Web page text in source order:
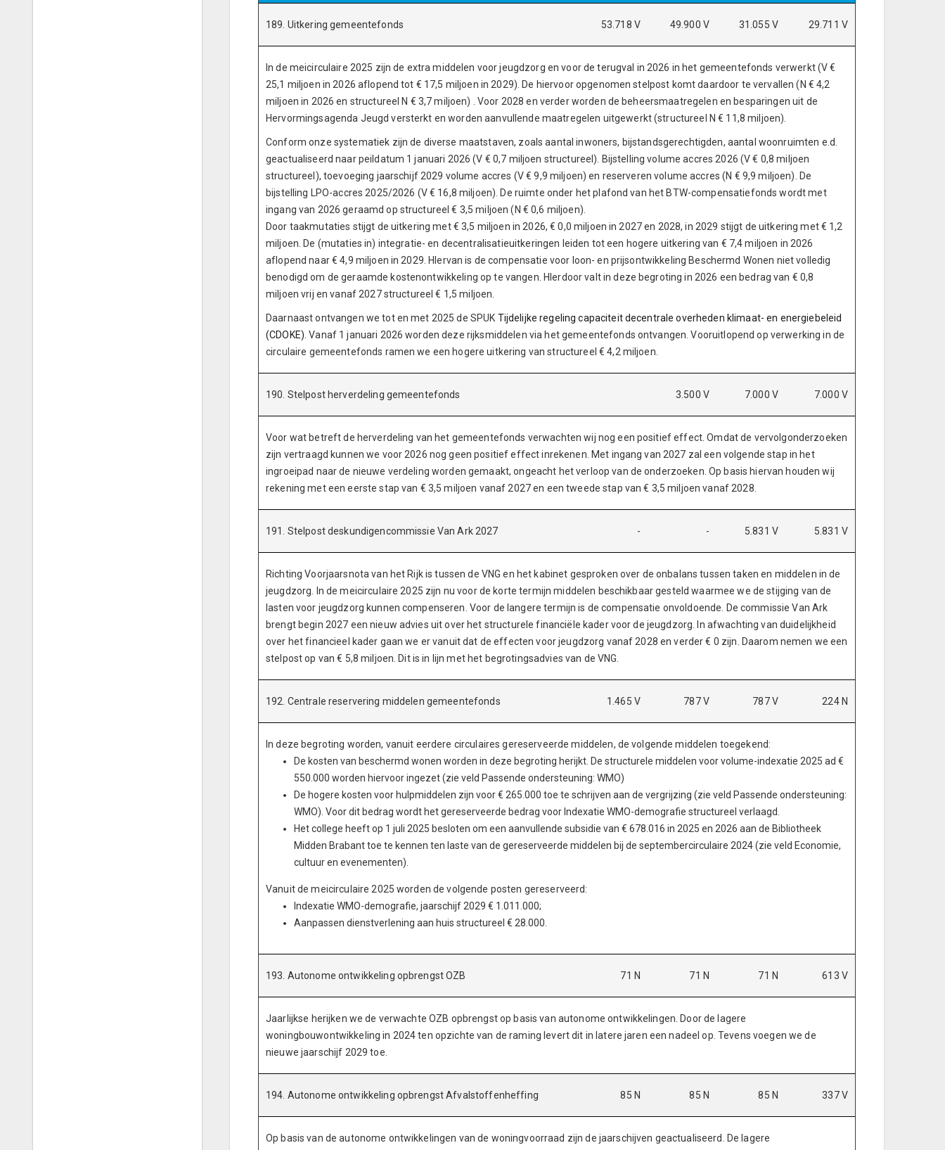
189. Uitkering gemeentefonds 53.718 V 49.900 V 31.055 V 29.711 V
In de meicirculaire 2025 zijn de extra middelen voor jeugdzorg en voor de terugval in 2026 in het gemeentefonds verwerkt (V €
25,1 miljoen in 2026 aflopend tot € 17,5 miljoen in 2029). De hiervoor opgenomen stelpost komt daardoor te vervallen (N € 4,2
miljoen in 2026 en structureel N € 3,7 miljoen) . Voor 2028 en verder worden de beheersmaatregelen en besparingen uit de
Hervormingsagenda Jeugd versterkt en worden aanvullende maatregelen uitgewerkt (structureel N € 11,8 miljoen).
Conform onze systematiek zijn de diverse maatstaven, zoals aantal inwoners, bijstandsgerechtigden, aantal woonruimten e.d.
geactualiseerd naar peildatum 1 januari 2026 (V € 0,7 miljoen structureel). Bijstelling volume accres 2026 (V € 0,8 miljoen
structureel), toevoeging jaarschijf 2029 volume accres (V € 9,9 miljoen) en reserveren volume accres (N € 9,9 miljoen). De
bijstelling LPO-accres 2025/2026 (V € 16,8 miljoen). De ruimte onder het plafond van het BTW-compensatiefonds wordt met
ingang van 2026 geraamd op structureel € 3,5 miljoen (N € 0,6 miljoen).
Door taakmutaties stijgt de uitkering met € 3,5 miljoen in 2026, € 0,0 miljoen in 2027 en 2028, in 2029 stijgt de uitkering met € 1,2
miljoen. De (mutaties in) integratie- en decentralisatieuitkeringen leiden tot een hogere uitkering van € 7,4 miljoen in 2026
aflopend naar € 4,9 miljoen in 2029. HIervan is de compensatie voor loon- en prijsontwikkeling Beschermd Wonen niet volledig
benodigd om de geraamde kostenontwikkeling op te vangen. HIerdoor valt in deze begroting in 2026 een bedrag van € 0,8
miljoen vrij en vanaf 2027 structureel € 1,5 miljoen.
Daarnaast ontvangen we tot en met 2025 de SPUK Tijdelijke regeling capaciteit decentrale overheden klimaat- en energiebeleid
(CDOKE).Vanaf 1 januari 2026 worden deze rijksmiddelen via het gemeentefonds ontvangen. Vooruitlopend op verwerking in de
circulaire gemeentefonds ramen we een hogere uitkering van structureel € 4,2 miljoen.
190. Stelpost herverdeling gemeentefonds 3.500 V 7.000 V 7.000 V
Voor wat betreft de herverdeling van het gemeentefonds verwachten wij nog een positief effect. Omdat de vervolgonderzoeken
zijn vertraagd kunnen we voor 2026 nog geen positief effect inrekenen. Met ingang van 2027 zal een volgende stap in het
ingroeipad naar de nieuwe verdeling worden gemaakt, ongeacht het verloop van de onderzoeken. Op basis hiervan houden wij
rekening met een eerste stap van € 3,5 miljoen vanaf 2027 en een tweede stap van € 3,5 miljoen vanaf 2028.
191. Stelpost deskundigencommissie Van Ark 2027 - - 5.831 V 5.831 V
Richting Voorjaarsnota van het Rijk is tussen de VNG en het kabinet gesproken over de onbalans tussen taken en middelen in de
jeugdzorg. In de meicirculaire 2025 zijn nu voor de korte termijn middelen beschikbaar gesteld waarmee we de stijging van de
lasten voor jeugdzorg kunnen compenseren. Voor de langere termijn is de compensatie onvoldoende. De commissie Van Ark
brengt begin 2027 een nieuw advies uit over het structurele financiële kader voor de jeugdzorg. In afwachting van duidelijkheid
over het financieel kader gaan we er vanuit dat de effecten voor jeugdzorg vanaf 2028 en verder € 0 zijn. Daarom nemen we een
stelpost op van € 5,8 miljoen. Dit is in lijn met het begrotingsadvies van de VNG.
192. Centrale reservering middelen gemeentefonds 1.465 V 787 V 787 V 224 N
In deze begroting worden, vanuit eerdere circulaires gereserveerde middelen, de volgende middelen toegekend:
De kosten van beschermd wonen worden in deze begroting herijkt. De structurele middelen voor volume-indexatie 2025 ad €
550.000 worden hiervoor ingezet (zie veld Passende ondersteuning: WMO)
De hogere kosten voor hulpmiddelen zijn voor € 265.000 toe te schrijven aan de vergrijzing (zie veld Passende ondersteuning:
WMO). Voor dit bedrag wordt het gereserveerde bedrag voor Indexatie WMO-demografie structureel verlaagd.
Het college heeft op 1 juli 2025 besloten om een aanvullende subsidie van € 678.016 in 2025 en 2026 aan de Bibliotheek
Midden Brabant toe te kennen ten laste van de gereserveerde middelen bij de septembercirculaire 2024 (zie veld Economie,
cultuur en evenementen).
Vanuit de meicirculaire 2025 worden de volgende posten gereserveerd:
Indexatie WMO-demografie, jaarschijf 2029 € 1.011.000;
Aanpassen dienstverlening aan huis structureel € 28.000.
193. Autonome ontwikkeling opbrengst OZB 71 N 71 N 71 N 613 V
Jaarlijkse herijken we de verwachte OZB opbrengst op basis van autonome ontwikkelingen. Door de lagere
woningbouwontwikkeling in 2024 ten opzichte van de raming levert dit in latere jaren een nadeel op. Tevens voegen we de
nieuwe jaarschijf 2029 toe.
194. Autonome ontwikkeling opbrengst Afvalstoffenheffing 85 N 85 N 85 N 337 V
Op basis van de autonome ontwikkelingen van de woningvoorraad zijn de jaarschijven geactualiseerd. De lagere